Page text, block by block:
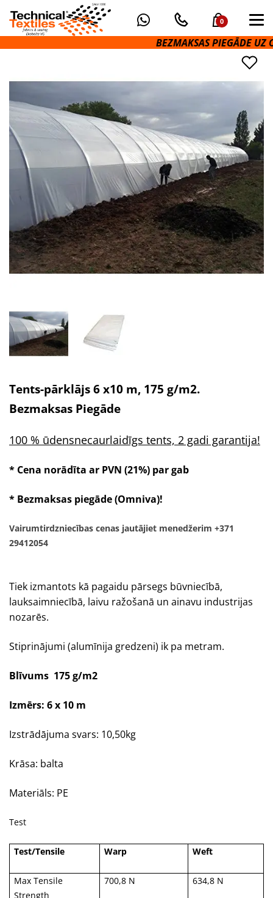
0
BEZMAKSAS PIEGĀDE UZ
Tents-pārklājs 6 x10 m, 175 g/m2.
Bezmaksas Piegāde
100 % ūdensnecaurlaidīgs tents, 2 gadi garantija!
* Cena norādīta ar PVN (21%) par gab
* Bezmaksas piegāde(Omniva)!
Vairumtirdzniecības cenas jautājiet menedžerim +371
29412054
Tiek izmantots kā pagaidu pārsegs būvniecībā,
lauksaimniecībā, laivu ražošanā un ainavu industrijas
nozarēs.
Stiprinājumi (alumīnija gredzeni) ik pa metram.
Blīvums 175 g/m2
Izmērs: 6 x 10 m
Izstrādājuma svars: 10,50kg
Krāsa: balta
Materiāls: PE
Test
Test/Tensile Warp Weft
Max Tensile
Strength
700,8 N 634,8 N